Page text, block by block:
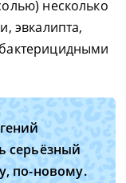
несколько
эвкалипта,
серьёзный
по-новому.